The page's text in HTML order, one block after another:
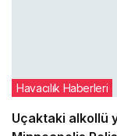
Uçaktaki alkollü
Havacılık Haberleri